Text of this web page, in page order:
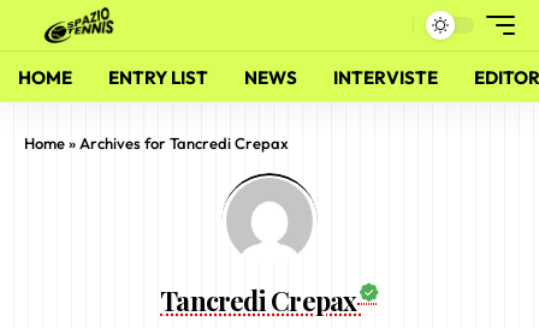
HOME ENTRY LIST NEWS INTERVISTE
Home» Archives for Tancredi Crepax
Tancredi Crepax